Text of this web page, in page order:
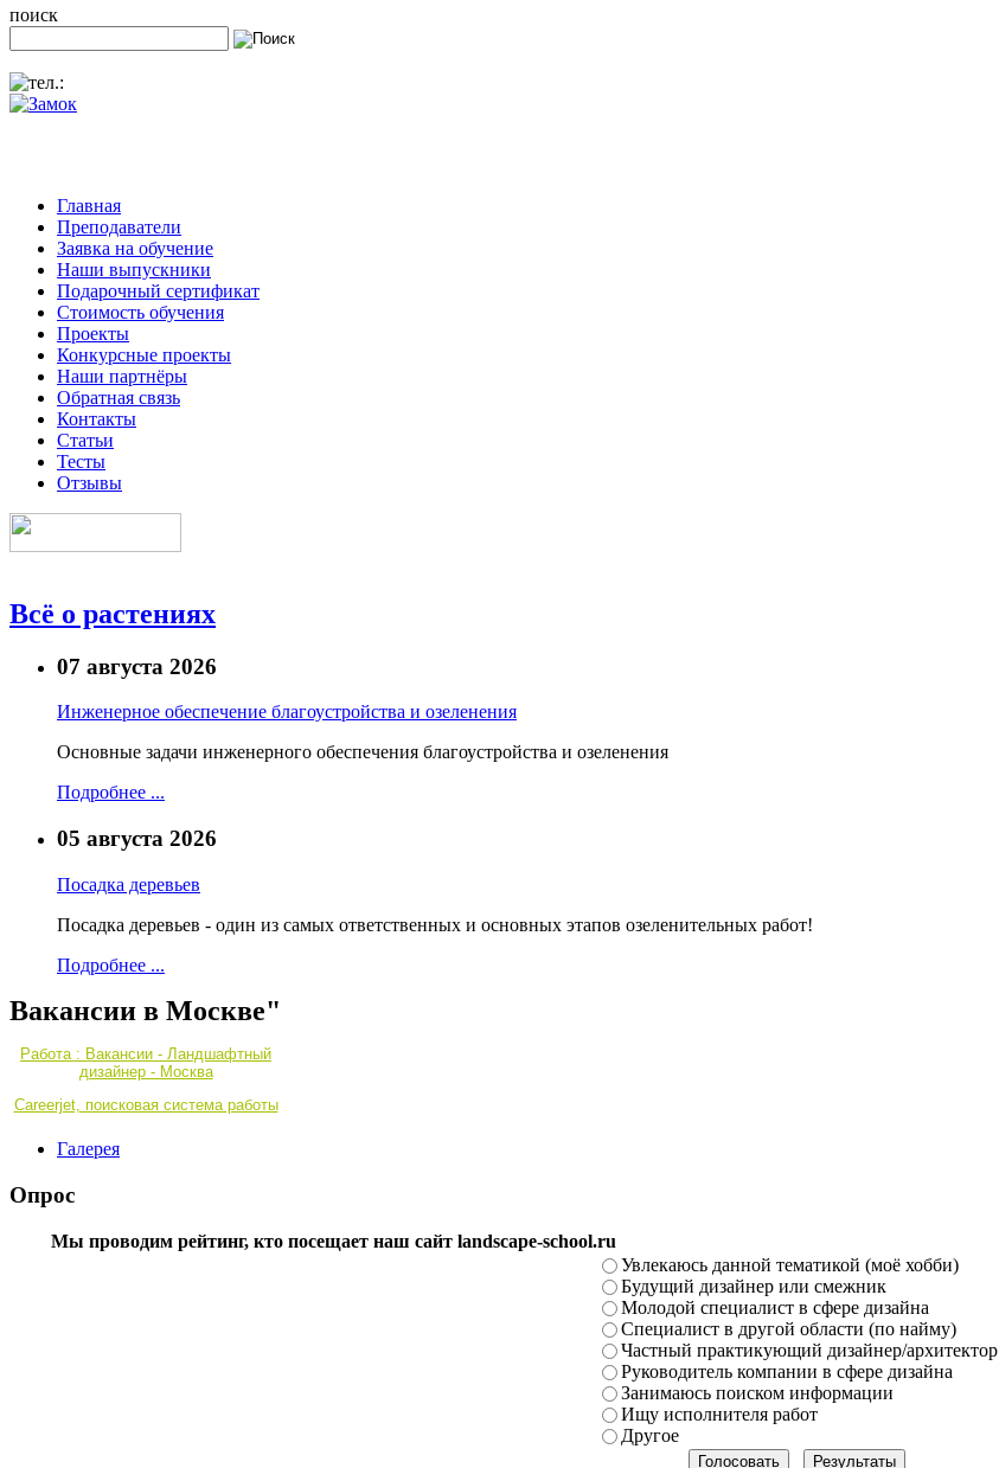
поиск
Главная
Преподаватели
Заявка на обучение
Наши выпускники
Подарочный сертификат
Стоимость обучения
Проекты
Конкурсные проекты
Наши партнёры
Обратная связь
Контакты
Статьи
Тесты
Отзывы
Всё о растениях
07 августа 2026
Инженерное обеспечение благоустройства и озеленения
Основные задачи инженерного обеспечения благоустройства и озеленения
Подробнее ...
05 августа 2026
Посадка деревьев
Посадка деревьев - один из самых ответственных и основных этапов озеленительных работ!
Подробнее ...
Вакансии в Москве"
Работа : Вакансии - Ландшафтный
дизайнер - Москва
Careerjet, поисковая система работы
Галерея
Опрос
Мы проводим рейтинг, кто посещает наш сайт landscape-school.ru
Увлекаюсь данной тематикой (моё хобби)
Будущий дизайнер или смежник
Молодой специалист в сфере дизайна
Специалист в другой области (по найму)
Частный практикующий дизайнер/архитектор
Руководитель компании в сфере дизайна
Занимаюсь поиском информации
Ищу исполнителя работ
Другое